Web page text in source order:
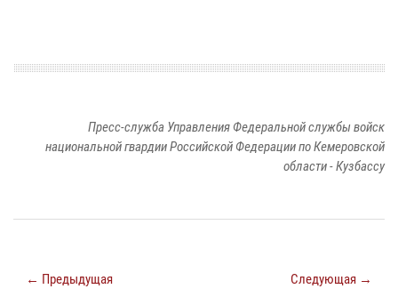
Пресс-служба Управления Федеральной службы войск
национальной гвардии Российской Федерации по Кемеровской
области - Кузбассу
← Предыдущая Следующая →